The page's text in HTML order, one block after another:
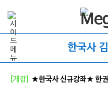
한국사
[개강] ★한국사 신규강좌★ 한권